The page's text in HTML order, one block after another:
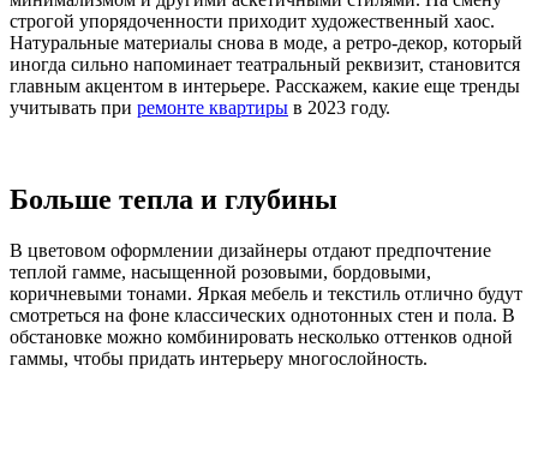
строгой упорядоченности приходит художественный хаос.
Натуральные материалы снова в моде, а ретро-декор, который
иногда сильно напоминает театральный реквизит, становится
главным акцентом в интерьере. Расскажем, какие еще тренды
учитывать при ремонте квартиры в 2023 году.
Больше тепла и глубины
В цветовом оформлении дизайнеры отдают предпочтение
теплой гамме, насыщенной розовыми, бордовыми,
коричневыми тонами. Яркая мебель и текстиль отлично будут
смотреться на фоне классических однотонных стен и пола. В
обстановке можно комбинировать несколько оттенков одной
гаммы, чтобы придать интерьеру многослойность.